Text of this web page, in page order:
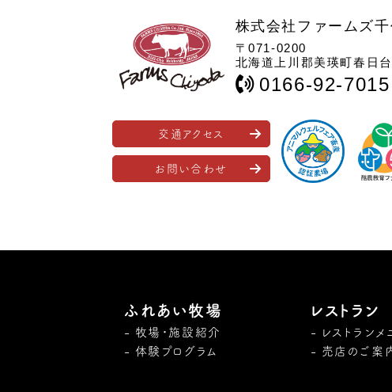
株式会社ファームズ千
〒071-0200
北海道上川郡美瑛町春日
0166-92-7015
交通アクセス
お問い合わせ
ふれあい牧場
牧場・施設紹介
体験プログラム
レストラン
レストランメ
売店のご案